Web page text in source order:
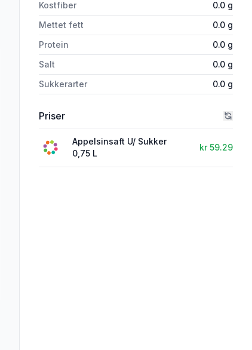
Kostfiber
0.0 g
Mettet fett
0.0 g
Protein
0.0 g
Salt
0.0 g
Sukkerarter
0.0 g
Priser
Appelsinsaft U/ Sukker
0,75 L
kr 59.29